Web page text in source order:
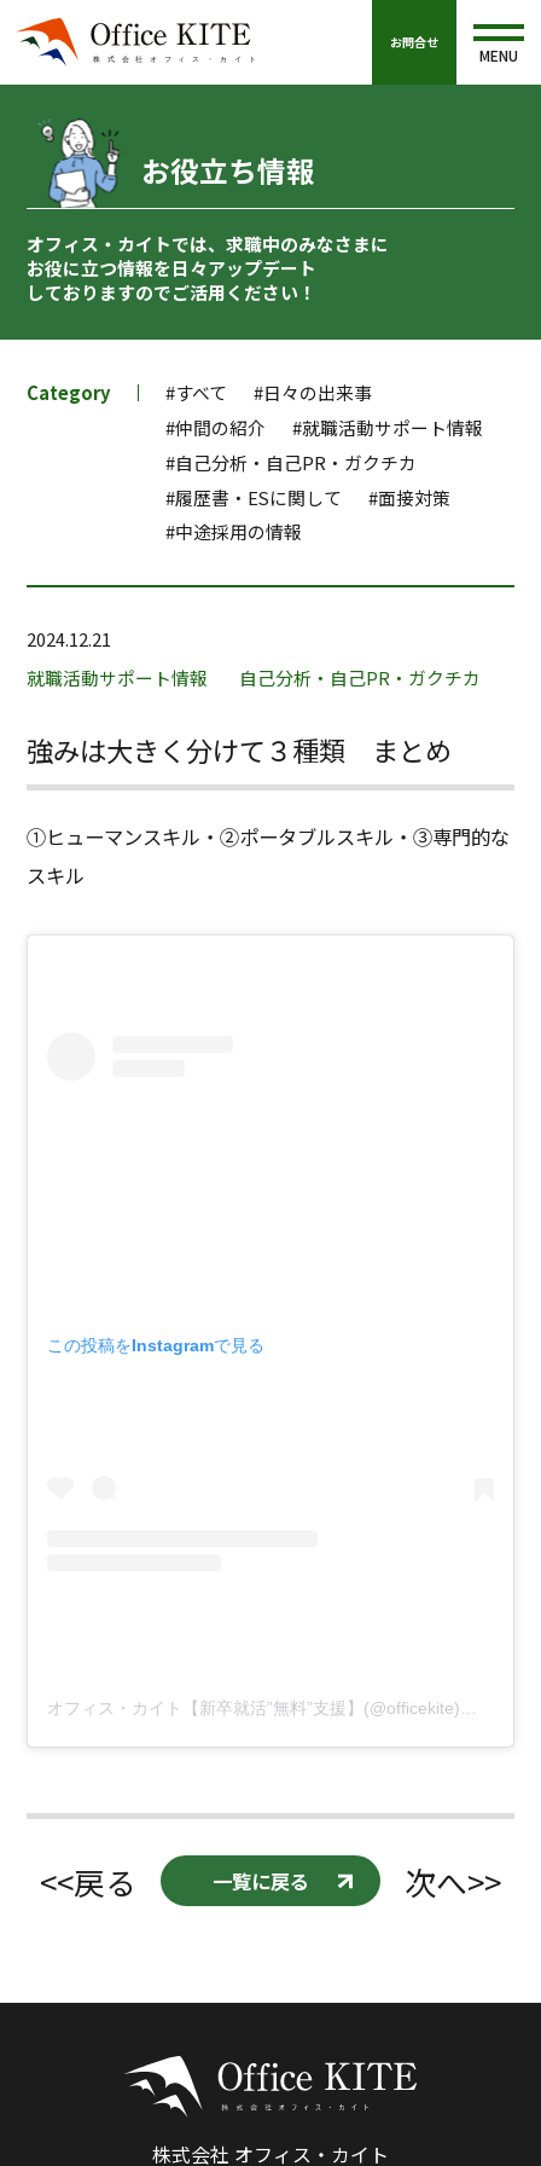
お問合せ
MENU
お役立ち情報
オフィス・カイトでは、求職中のみなさまに
お役に立つ情報を日々アップデート
しておりますのでご活用ください！
Category #すべて
#日々の出来事
#仲間の紹介
#就職活動サポート情報
#自己分析・自己PR・ガクチカ
#履歴書・ESに関して
#面接対策
#中途採用の情報
2024.12.21
就職活動サポート情報
自己分析・自己PR・ガクチカ
強みは大きく分けて３種類 まとめ
①ヒューマンスキル・②ポータブルスキル・③専門的な
スキル
この投稿をInstagramで見る
オフィス・カイト【新卒就活”無料”支援】(@officekite)がシェアした投稿
<<戻る 一覧に戻る 次へ>>
株式会社 オフィス・カイト